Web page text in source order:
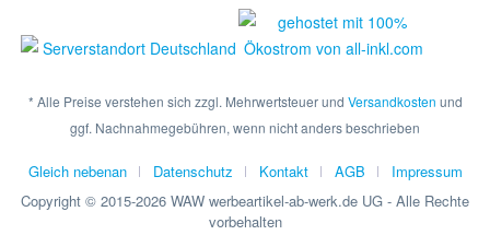
* Alle Preise verstehen sich zzgl. Mehrwertsteuer und Versandkosten und
ggf. Nachnahmegebühren, wenn nicht anders beschrieben
Gleich nebenan Datenschutz Kontakt AGB
Impressum
Copyright © 2015-2026 WAW werbeartikel-ab-werk.de UG - Alle Rechte
vorbehalten